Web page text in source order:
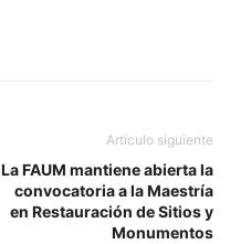
Artículo siguiente
La FAUM mantiene abierta la
convocatoria a la Maestría
en Restauración de Sitios y
Monumentos